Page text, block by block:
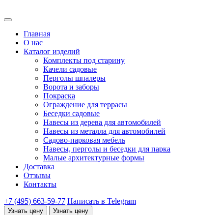
Главная
О нас
Каталог изделий
Комплекты под старину
Качели садовые
Перголы шпалеры
Ворота и заборы
Покраска
Ограждение для террасы
Беседки садовые
Навесы из дерева для автомобилей
Навесы из металла для автомобилей
Садово-парковая мебель
Навесы, перголы и беседки для парка
Малые архитектурные формы
Доставка
Отзывы
Контакты
+7 (495) 663-59-77 Написать в Telegram
Узнать цену Узнать цену